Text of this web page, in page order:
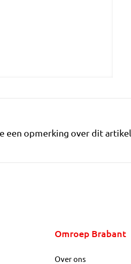
een opmerking over dit
Omroep Brabant
Over ons